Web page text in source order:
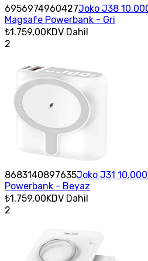
6956974960427Joko J38
Magsafe Powerbank - Gri
₺1.759,00KDV Dahil
2
8683140897635Joko J31
Powerbank - Beyaz
₺1.759,00KDV Dahil
2